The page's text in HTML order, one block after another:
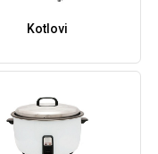
Kotlovi